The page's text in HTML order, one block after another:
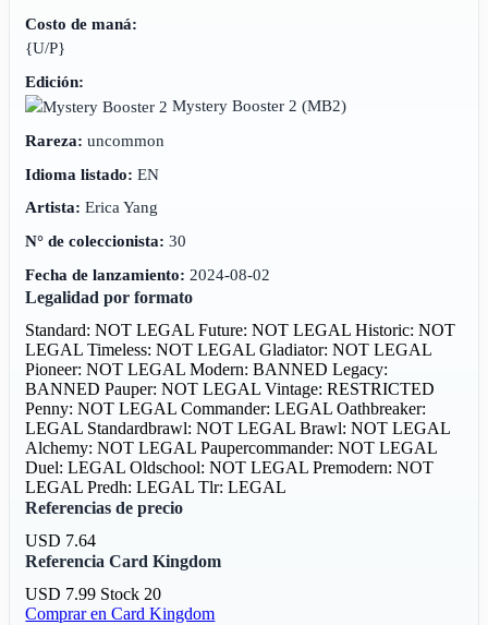
Costo de maná:
{U/P}
Edición:
Mystery Booster 2(MB2)
Rareza: uncommon
Idioma listado: EN
Artista: Erica Yang
N° de coleccionista: 30
Fecha de lanzamiento: 2024-08-02
Legalidad por formato
Standard: NOT LEGALFuture: NOT LEGALHistoric: NOT
LEGALTimeless: NOT LEGALGladiator: NOT LEGAL
Pioneer: NOT LEGALModern: BANNEDLegacy:
BANNEDPauper: NOT LEGALVintage: RESTRICTED
Penny: NOT LEGALCommander: LEGALOathbreaker:
LEGAL Standardbrawl: NOT LEGALBrawl: NOT LEGAL
Alchemy: NOT LEGALPaupercommander: NOT LEGAL
Duel: LEGALOldschool: NOT LEGALPremodern: NOT
LEGALPredh: LEGALTlr: LEGAL
Referencias de precio
USD 7.64
Referencia Card Kingdom
USD 7.99 Stock 20
Comprar en Card Kingdom